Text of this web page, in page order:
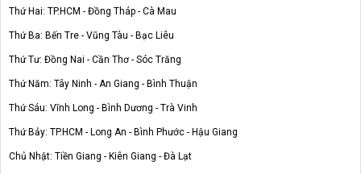
Thứ Hai: TP.HCM - Đồng Tháp - Cà Mau
Thứ Ba: Bến Tre - Vũng Tàu - Bạc Liêu
Thứ Tư: Đồng Nai - Cần Thơ - Sóc Trăng
Thứ Năm: Tây Ninh - An Giang - Bình Thuận
Thứ Sáu: Vĩnh Long - Bình Dương - Trà Vinh
Thứ Bảy: TP.HCM - Long An - Bình Phước - Hậu Giang
Chủ Nhật: Tiền Giang - Kiên Giang - Đà Lạt